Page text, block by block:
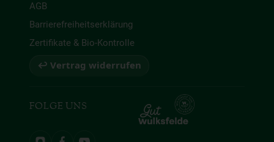
AGB
Barrierefreiheitserklärung
Zertifikate & Bio-Kontrolle
↩ Vertrag widerrufen
FOLGE UNS